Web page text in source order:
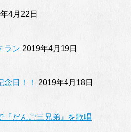
4月22日
ラン 2019年4月19日
日！！ 2019年4月18日
だんご三兄弟』を歌唱